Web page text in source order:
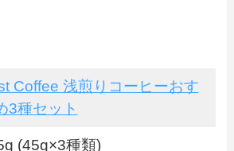
Coffee 浅煎りコーヒーおす
3種セット
(45g×3種類)